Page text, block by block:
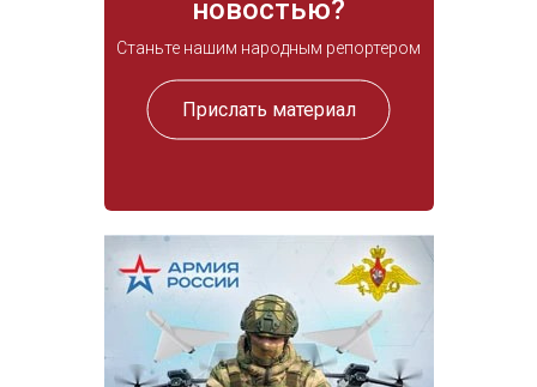
новостью?
Станьте нашим народным репортером
Прислать материал